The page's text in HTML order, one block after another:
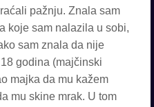
pažnju. Znala sam
koje sam nalazila u sobi,
sam znala da nije
godina (majčinski
majka da mu kažem
mu skine mrak. U tom